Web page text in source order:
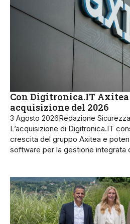
Con Digitronica.IT
acquisizione del 2026
3 Agosto 2026Redazione Sicurezza
L’acquisizione di Digitronica.IT
crescita del gruppo Axitea e
software per la gestione integrata